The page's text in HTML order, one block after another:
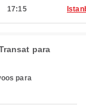
17:15
para
para